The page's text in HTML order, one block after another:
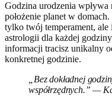
Godzina urodzenia wpływa
położenie planet w
tylko twój temperament,
astrologii dla każdej
informacji tracisz unikalny
konkretnej godzinie.
„Bez dokładnej
współrzędnych.” —